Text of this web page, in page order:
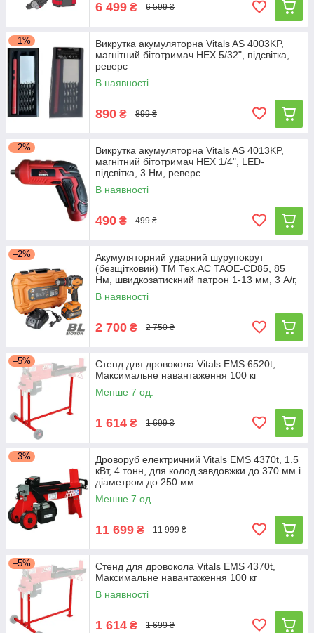
6 499 ₴ 6 599 ₴
–1%
Викрутка акумуляторна Vitals AS 4003KP,
магнітний бітотримач HEX 5/32", підсвітка,
реверс
В наявності
890 ₴ 899 ₴
–2%
Викрутка акумуляторна Vitals AS 4013KP,
магнітний бітотримач HEX 1/4", LED-
підсвітка, 3 Нм, реверс
В наявності
490 ₴ 499 ₴
–2%
Акумуляторний ударний шурупокрут
(безщітковий) ТМ Тех.АС TAOE-CD85, 85
Нм, швидкозатискний патрон 1-13 мм, 3 А/г,
кейс
В наявності
2 700 ₴ 2 750 ₴
–5%
Стенд для дровокола Vitals EMS 6520t,
Максимальне навантаження 100 кг
Менше 7 од.
1 614 ₴ 1 699 ₴
–3%
Дроворуб електричний Vitals EMS 4370t, 1.5
кВт, 4 тонн, для колод завдовжки до 370 мм і
діаметром до 250 мм
Менше 7 од.
11 699 ₴ 11 999 ₴
–5%
Стенд для дровокола Vitals EMS 4370t,
Максимальне навантаження 100 кг
В наявності
1 614 ₴ 1 699 ₴